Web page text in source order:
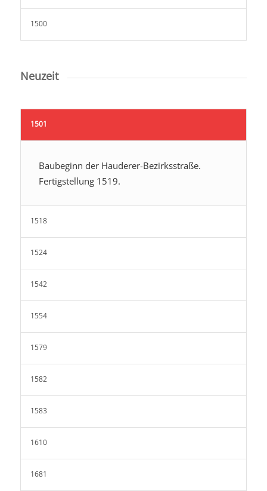
1500
Neuzeit
1501
Baubeginn der Hauderer-Bezirksstraße.
Fertigstellung 1519.
1518
1524
1542
1554
1579
1582
1583
1610
1681